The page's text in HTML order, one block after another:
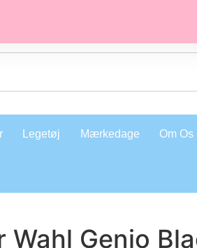
Legetøj Mærkedage Om Os
Wahl Genio